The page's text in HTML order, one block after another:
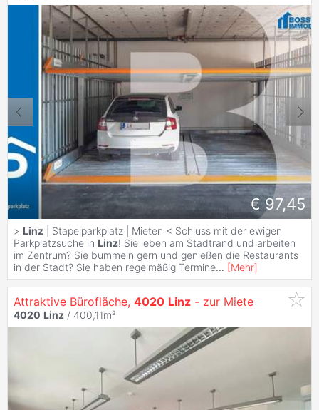
€ 97,45
> Linz | Stapelparkplatz | Mieten < Schluss mit der ewigen
Parkplatzsuche in Linz! Sie leben am Stadtrand und arbeiten
im Zentrum? Sie bummeln gern und genießen die Restaurants
in der Stadt? Sie haben regelmäßig Termine... [Mehr]
Attraktive Bürofläche, 4020 Linz - zur Miete
4020 Linz / 400,11m²